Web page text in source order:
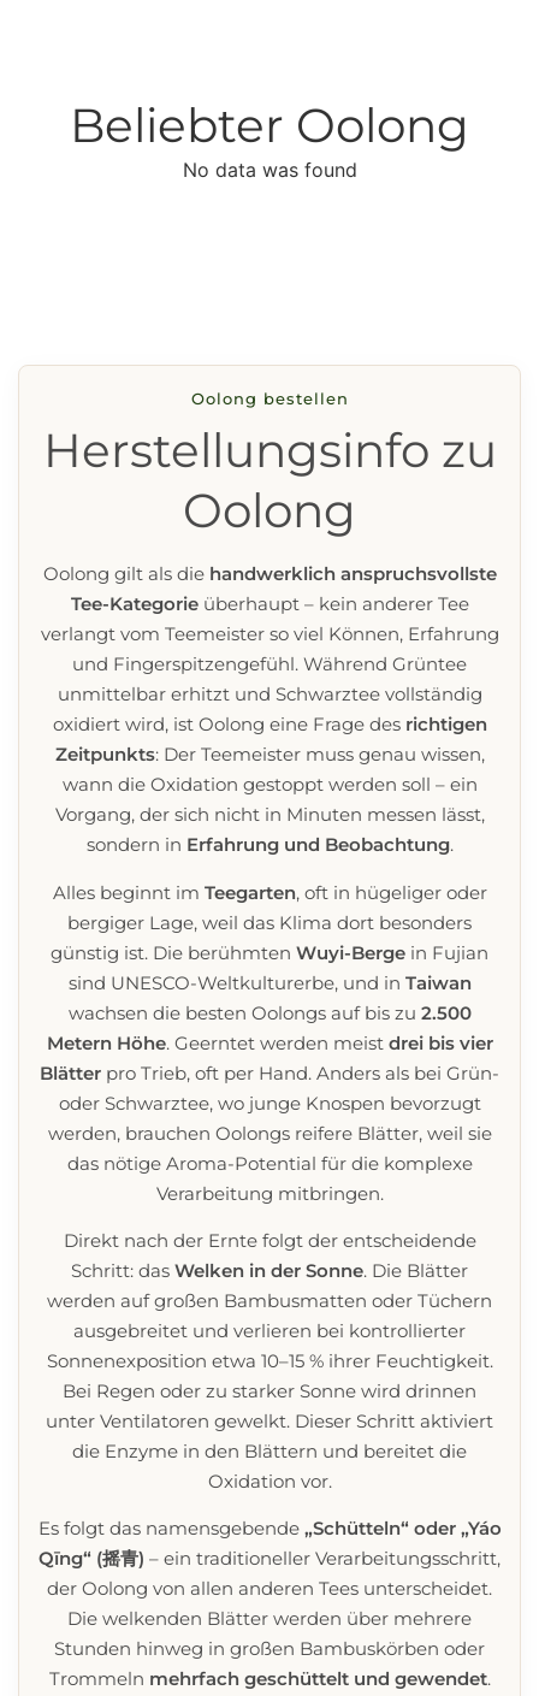
Beliebter Oolong
No data was found
Oolong bestellen
Herstellungsinfo zu
Oolong
Oolong gilt als die handwerklich anspruchsvollste
Tee-Kategorieüberhaupt – kein anderer Tee
verlangt vom Teemeister so viel Können, Erfahrung
und Fingerspitzengefühl. Während Grüntee
unmittelbar erhitzt und Schwarztee vollständig
oxidiert wird, ist Oolong eine Frage des richtigen
Zeitpunkts: Der Teemeister muss genau wissen,
wann die Oxidation gestoppt werden soll – ein
Vorgang, der sich nicht in Minuten messen lässt,
sondern in Erfahrung und Beobachtung.
Alles beginnt im Teegarten, oft in hügeliger oder
bergiger Lage, weil das Klima dort besonders
günstig ist. Die berühmten Wuyi-Berge in Fujian
sind UNESCO-Weltkulturerbe, und in Taiwan
wachsen die besten Oolongs auf bis zu 2.500
Metern Höhe. Geerntet werden meist drei bis vier
Blätter pro Trieb, oft per Hand. Anders als bei Grün-
oder Schwarztee, wo junge Knospen bevorzugt
werden, brauchen Oolongs reifere Blätter, weil sie
das nötige Aroma-Potential für die komplexe
Verarbeitung mitbringen.
Direkt nach der Ernte folgt der entscheidende
Schritt: das Welken in der Sonne. Die Blätter
werden auf großen Bambusmatten oder Tüchern
ausgebreitet und verlieren bei kontrollierter
Sonnenexposition etwa 10–15 % ihrer Feuchtigkeit.
Bei Regen oder zu starker Sonne wird drinnen
unter Ventilatoren gewelkt. Dieser Schritt aktiviert
die Enzyme in den Blättern und bereitet die
Oxidation vor.
Es folgt das namensgebende „Schütteln“ oder „Yáo
Qīng“ (摇青) – ein traditioneller Verarbeitungsschritt,
der Oolong von allen anderen Tees unterscheidet.
Die welkenden Blätter werden über mehrere
Stunden hinweg in großen Bambuskörben oder
Trommeln mehrfach geschüttelt und gewendet.